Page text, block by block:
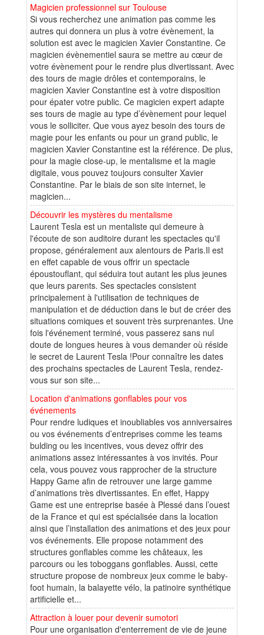
Magicien professionnel sur Toulouse
Si vous recherchez une animation pas comme les
autres qui donnera un plus à votre évènement, la
solution est avec le magicien Xavier Constantine. Ce
magicien évènementiel saura se mettre au cœur de
votre évènement pour le rendre plus divertissant. Avec
des tours de magie drôles et contemporains, le
magicien Xavier Constantine est à votre disposition
pour épater votre public. Ce magicien expert adapte
ses tours de magie au type d’évènement pour lequel
vous le solliciter. Que vous ayez besoin des tours de
magie pour les enfants ou pour un grand public, le
magicien Xavier Constantine est la référence. De plus,
pour la magie close-up, le mentalisme et la magie
digitale, vous pouvez toujours consulter Xavier
Constantine. Par le biais de son site internet, le
magicien...
Découvrir les mystères du mentalisme
Laurent Tesla est un mentaliste qui demeure à
l'écoute de son auditoire durant les spectacles qu'il
propose, généralement aux alentours de Paris.Il est
en effet capable de vous offrir un spectacle
époustouflant, qui séduira tout autant les plus jeunes
que leurs parents. Ses spectacles consistent
principalement à l'utilisation de techniques de
manipulation et de déduction dans le but de créer des
situations comiques et souvent très surprenantes. Une
fois l'événement terminé, vous passerez sans nul
doute de longues heures à vous demander où réside
le secret de Laurent Tesla !Pour connaître les dates
des prochains spectacles de Laurent Tesla, rendez-
vous sur son site...
Location d'animations gonflables pour vos
événements
Pour rendre ludiques et inoubliables vos anniversaires
ou vos événements d’entreprises comme les teams
bulding ou les incentives, vous devez offrir des
animations assez intéressantes à vos invités. Pour
cela, vous pouvez vous rapprocher de la structure
Happy Game afin de retrouver une large gamme
d’animations très divertissantes. En effet, Happy
Game est une entreprise basée à Plessé dans l’ouest
de la France et qui est spécialisée dans la location
ainsi que l’installation des animations et des jeux pour
vos événements. Elle propose notamment des
structures gonflables comme les châteaux, les
parcours ou les toboggans gonflables. Aussi, cette
structure propose de nombreux jeux comme le baby-
foot humain, la balayette vélo, la patinoire synthétique
artificielle et...
Attraction à louer pour devenir sumotori
Pour une organisation d'enterrement de vie de jeune